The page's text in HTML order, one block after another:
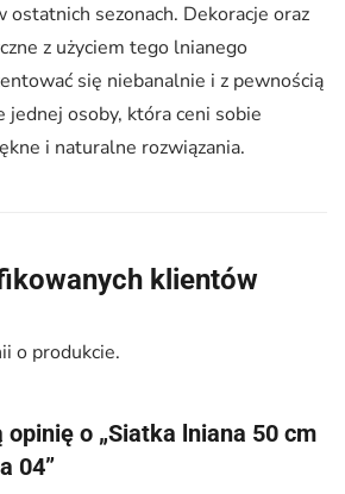
ostatnich sezonach. Dekoracje oraz
z użyciem tego lnianego
się niebanalnie i z pewnością
jednej osoby, która ceni sobie
i naturalne rozwiązania.
klientów
o produkcie.
o „Siatka lniana 50 cm
04”